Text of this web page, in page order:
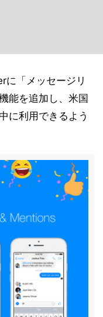
「メッセージリ
能を追加し、米国
に利用できるよう